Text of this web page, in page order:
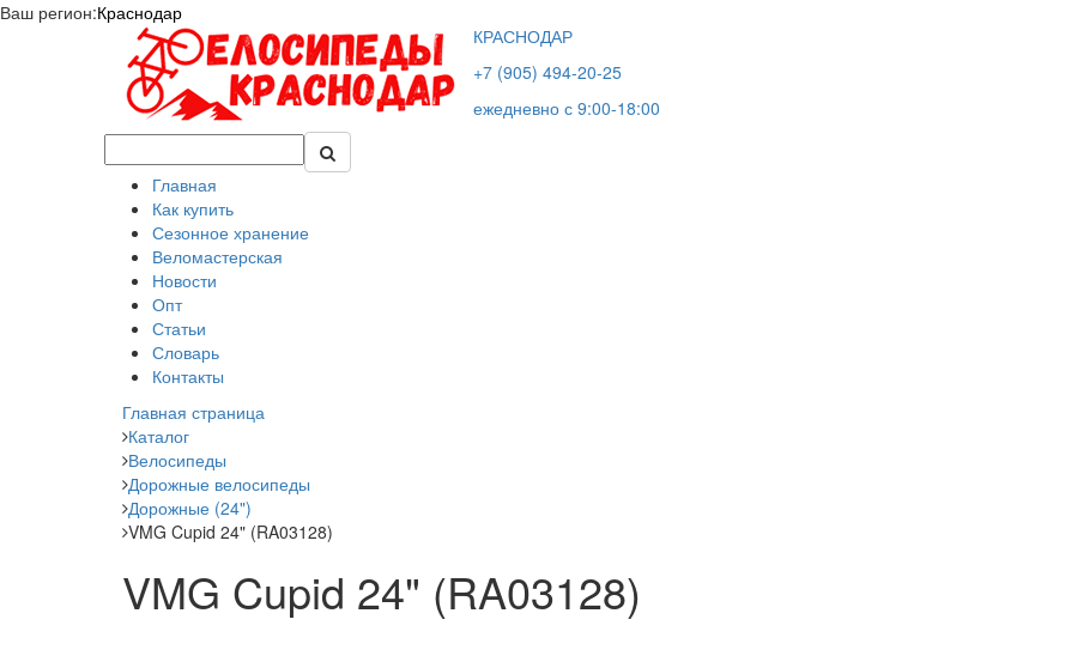
Ваш регион:Краснодар
КРАСНОДАР
+7 (905) 494-20-25
ежедневно с 9:00-18:00
Главная
Как купить
Сезонное хранение
Веломастерская
Новости
Опт
Статьи
Словарь
Контакты
Главная страница
Каталог
Велосипеды
Дорожные велосипеды
Дорожные (24")
VMG Cupid 24" (RA03128)
VMG Cupid 24" (RA03128)